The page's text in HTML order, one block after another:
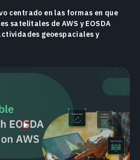
centrado en las formas en que
satelitales de AWS y EOSDA
geoespaciales y